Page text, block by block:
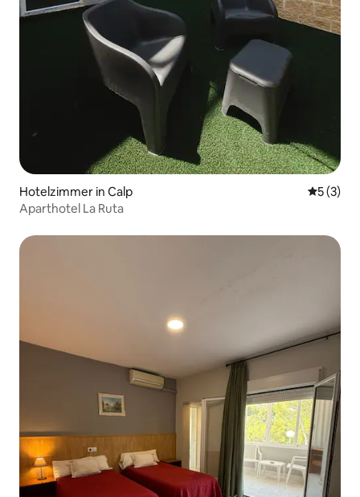
Hotelzimmer in Calp
5 (3)
Aparthotel La Ruta